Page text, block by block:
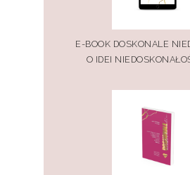
E-BOOK DOSKONALE
O IDEI